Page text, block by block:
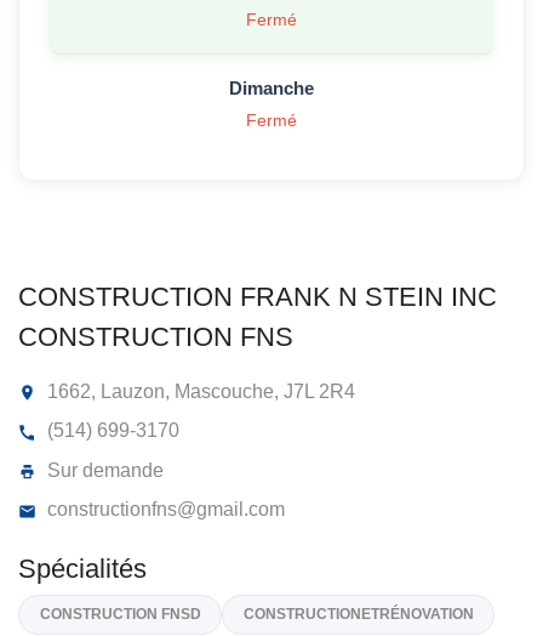
CONSTRUCTION FRANK N STEIN INC
CONSTRUCTION FNS
1662, Lauzon, Mascouche,
(514) 699-3170
Fermé
Dimanche
Fermé